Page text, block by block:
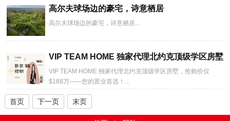
高尔夫球场边的豪宅，诗意栖居
高尔夫球场边的豪宅，诗意栖居...
VIP TEAM HOME 独家代理北约克顶级学区房墅
VIP TEAM HOME 独家代理北约克顶级学区房墅，抢购价仅
$188万——您的置业首选！...
首页 下一页 末页